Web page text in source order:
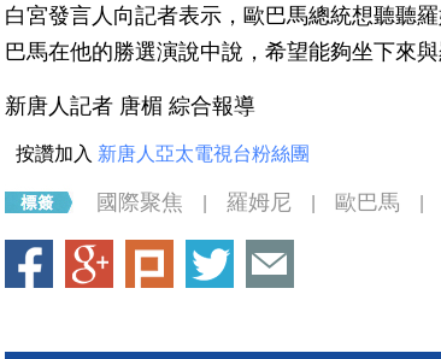
白宮發言人向記者表示，歐巴馬總統想聽聽
巴馬在他的勝選演說中說，希望能夠坐下來與
新唐人記者 唐楣 綜合報導
按讚加入 新唐人亞太電視台粉絲團
國際聚焦 羅姆尼 歐巴馬